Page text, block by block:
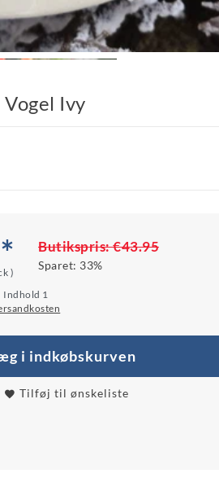
Ivy
)
Butikspris:€43.95
Sparet: 33%
Indhold 1
i indkøbskurven
Tilføj til ønskeliste